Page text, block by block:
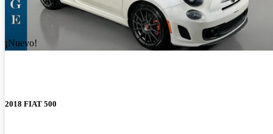
¡Nuevo!
2018 FIAT 500